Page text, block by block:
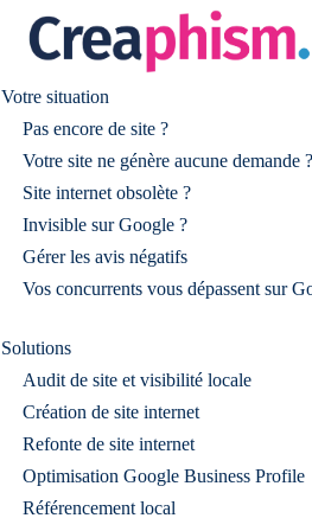
Votre situation
Pas encore de site ?
Votre site ne génère aucune demande ?
Site internet obsolète ?
Invisible sur Google ?
Gérer les avis négatifs
Vos concurrents vous dépassent sur
Solutions
Audit de site et visibilité locale
Création de site internet
Refonte de site internet
Optimisation Google Business Profile
Référencement local